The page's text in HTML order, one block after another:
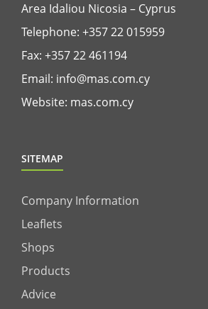
Area Idaliou Nicosia – Cyprus
Telephone: +357 22 015959
Fax: +357 22 461194
Email: info@mas.com.cy
Website: mas.com.cy
SITEMAP
Company Information
Leaflets
Shops
Products
Advice